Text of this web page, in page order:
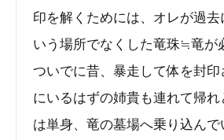
印を解くためには、オレが過去
いう場所でなくした竜珠≒竜が
ついでに昔、暴走して体を封
にいるはずの姉貴も連れて帰れ
は単身、竜の墓場へ乗り込ん